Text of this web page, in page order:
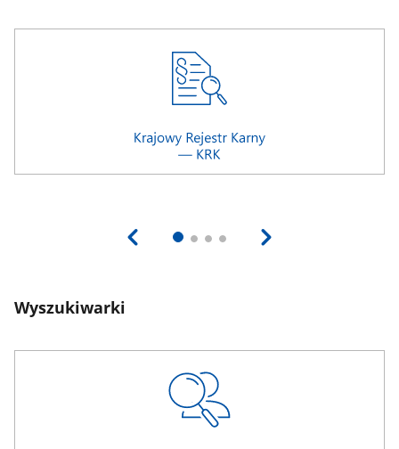
Wyszukiwarki